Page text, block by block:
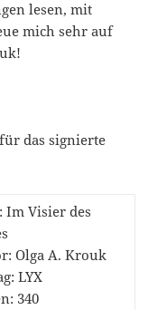
lesen, mit
mich sehr auf
für das signierte
Im Visier des
Olga A. Krouk
LYX
340